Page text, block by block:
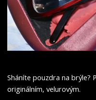
Sháníte pouzdra na brýle?
originálním, velurovým.